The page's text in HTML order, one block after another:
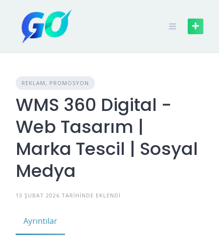
REKLAM, PROMOSYON
WMS 360 Digital -
Web Tasarım |
Marka Tescil | Sosyal
Medya
13 ŞUBAT 2026 TARIHINDE EKLENDI
Ayrıntılar